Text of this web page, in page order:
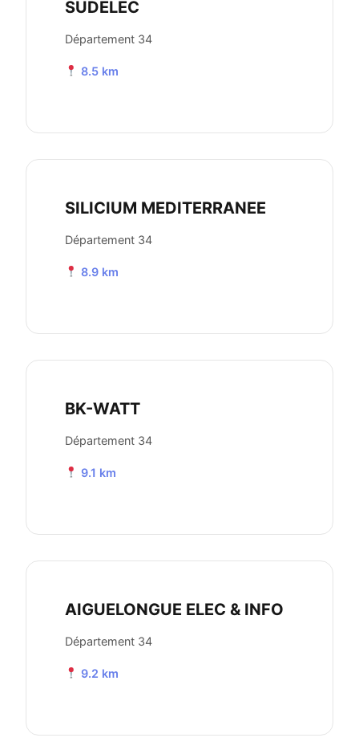
SUDELEC
Département 34
8.5 km
SILICIUM MEDITERRANEE
Département 34
8.9 km
BK-WATT
Département 34
9.1 km
AIGUELONGUE ELEC & INFO
Département 34
9.2 km